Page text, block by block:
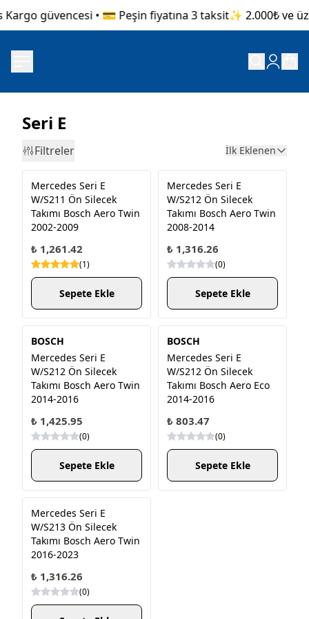
güvencesi • 💳 Peşin fiyatına 3 taksit✨ 2.000₺ ve
Seri E
Filtreler İlk Eklenen
Mercedes Seri E
W/S211 Ön Silecek
Takımı Bosch Aero Twin
2002-2009
₺ 1,261.42
(1)
Sepete Ekle
Mercedes Seri E
W/S212 Ön Silecek
Takımı Bosch Aero Twin
2008-2014
₺ 1,316.26
(0)
Sepete Ekle
BOSCH
Mercedes Seri E
W/S212 Ön Silecek
Takımı Bosch Aero Twin
2014-2016
₺ 1,425.95
(0)
Sepete Ekle
BOSCH
Mercedes Seri E
W/S212 Ön Silecek
Takımı Bosch Aero Eco
2014-2016
₺ 803.47
(0)
Sepete Ekle
Mercedes Seri E
W/S213 Ön Silecek
Takımı Bosch Aero Twin
2016-2023
₺ 1,316.26
(0)